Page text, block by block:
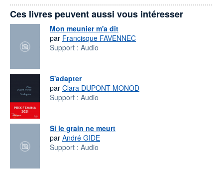
Ces livres peuvent aussi vous intéresser
Mon meunier m'a dit
par Francisque FAVENNEC
Support : Audio
S'adapter
par Clara DUPONT-MONOD
Support : Audio
Si le grain ne meurt
par André GIDE
Support : Audio